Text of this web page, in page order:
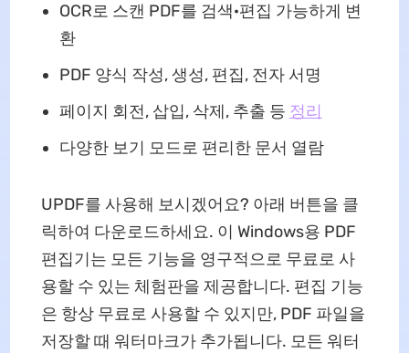
OCR로 스캔 PDF를 검색·편집 가능하게 변
환
PDF 양식 작성, 생성, 편집, 전자 서명
페이지 회전, 삽입, 삭제, 추출 등 정리
다양한 보기 모드로 편리한 문서 열람
UPDF를 사용해 보시겠어요? 아래 버튼을 클
릭하여 다운로드하세요. 이 Windows용 PDF
편집기는 모든 기능을 영구적으로 무료로 사
용할 수 있는 체험판을 제공합니다. 편집 기능
은 항상 무료로 사용할 수 있지만, PDF 파일을
저장할 때 워터마크가 추가됩니다. 모든 워터